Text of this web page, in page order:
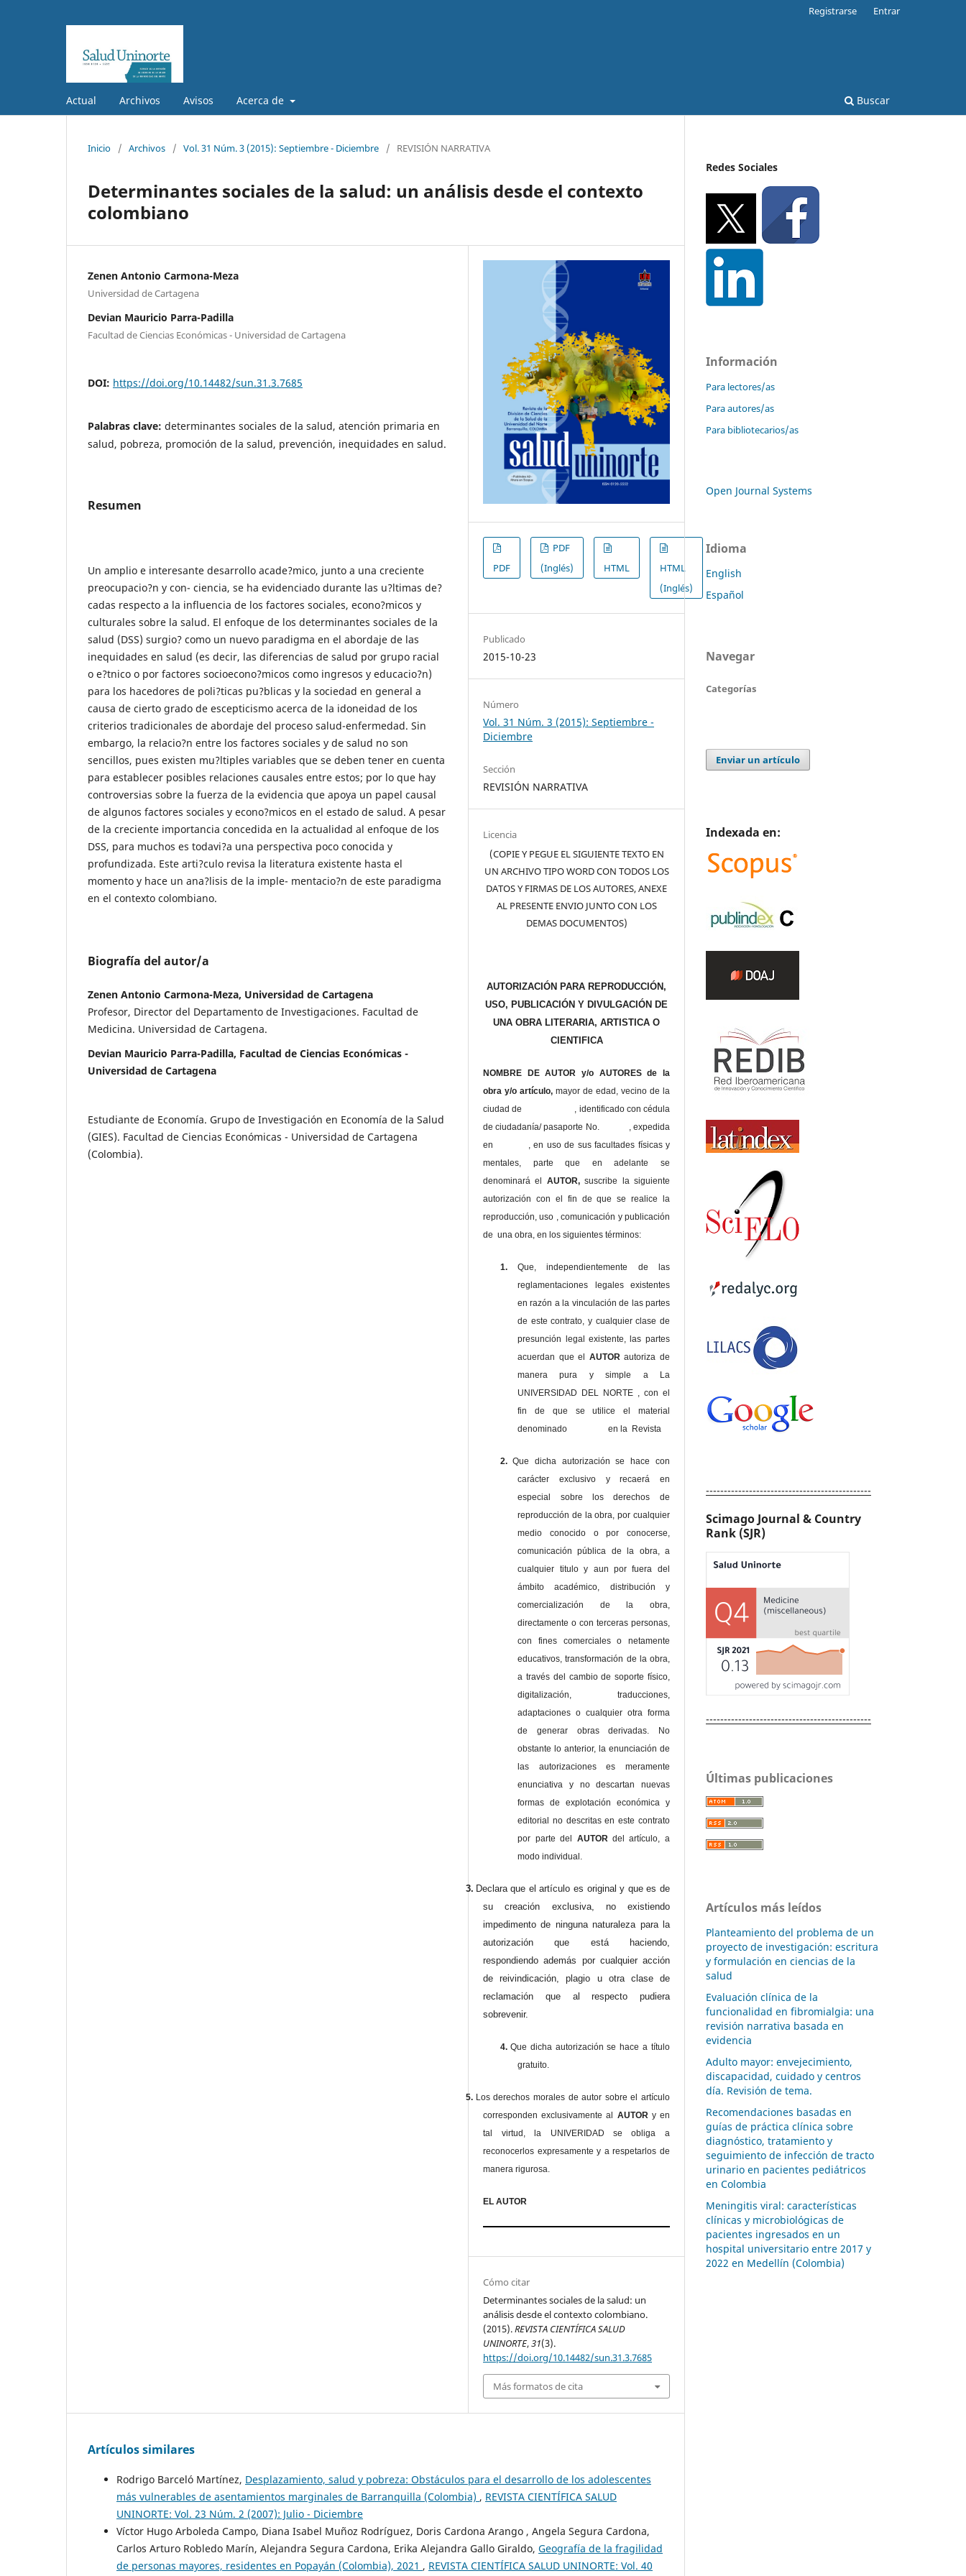
Actual Archivos Avisos Acerca de Buscar
Registrarse Entrar
Inicio / Archivos / Vol. 31 Núm. 3 (2015): Septiembre - Diciembre / REVISIÓN NARRATIVA
Determinantes sociales de la salud: un análisis desde el contexto
colombiano
Zenen Antonio Carmona-Meza
Universidad de Cartagena
Devian Mauricio Parra-Padilla
Facultad de Ciencias Económicas - Universidad de Cartagena
DOI: https://doi.org/10.14482/sun.31.3.7685
Palabras clave: determinantes sociales de la salud, atención primaria en
salud, pobreza, promoción de la salud, prevención, inequidades en salud.
Resumen
Un amplio e interesante desarrollo acade?mico, junto a una creciente
preocupacio?n y con- ciencia, se ha evidenciado durante las u?ltimas de?
cadas respecto a la influencia de los factores sociales, econo?micos y
culturales sobre la salud. El enfoque de los determinantes sociales de la
salud (DSS) surgio? como un nuevo paradigma en el abordaje de las
inequidades en salud (es decir, las diferencias de salud por grupo racial
o e?tnico o por factores socioecono?micos como ingresos y educacio?n)
para los hacedores de poli?ticas pu?blicas y la sociedad en general a
causa de cierto grado de escepticismo acerca de la idoneidad de los
criterios tradicionales de abordaje del proceso salud-enfermedad. Sin
embargo, la relacio?n entre los factores sociales y de salud no son
sencillos, pues existen mu?ltiples variables que se deben tener en cuenta
para establecer posibles relaciones causales entre estos; por lo que hay
controversias sobre la fuerza de la evidencia que apoya un papel causal
de algunos factores sociales y econo?micos en el estado de salud. A pesar
de la creciente importancia concedida en la actualidad al enfoque de los
DSS, para muchos es todavi?a una perspectiva poco conocida y
profundizada. Este arti?culo revisa la literatura existente hasta el
momento y hace un ana?lisis de la imple- mentacio?n de este paradigma
en el contexto colombiano.
Biografía del autor/a
Zenen Antonio Carmona-Meza, Universidad de Cartagena
Profesor, Director del Departamento de Investigaciones. Facultad de
Medicina. Universidad de Cartagena.
Devian Mauricio Parra-Padilla, Facultad de Ciencias Económicas -
Universidad de Cartagena
Estudiante de Economía. Grupo de Investigación en Economía de la Salud
(GIES). Facultad de Ciencias Económicas - Universidad de Cartagena
(Colombia).
PDF
PDF
(Inglés)
HTML
HTML
(Inglés)
Publicado
2015-10-23
Número
Vol. 31 Núm. 3 (2015): Septiembre -
Diciembre
Sección
REVISIÓN NARRATIVA
Licencia
(COPIE Y PEGUE EL SIGUIENTE TEXTO EN
UN ARCHIVO TIPO WORD CON TODOS LOS
DATOS Y FIRMAS DE LOS AUTORES, ANEXE
AL PRESENTE ENVIO JUNTO CON LOS
DEMAS DOCUMENTOS)
AUTORIZACIÓN PARA REPRODUCCIÓN,
USO, PUBLICACIÓN Y DIVULGACIÓN DE
UNA OBRA LITERARIA, ARTISTICA O
CIENTIFICA
NOMBRE DE AUTOR y/o AUTORES de la
obra y/o artículo,mayor de edad, vecino de la
ciudad de , identificado con cédula
de ciudadanía/ pasaporte No. , expedida
en , en uso de sus facultades físicas y
mentales, parte que en adelante se
denominará el
AUTOR,suscribe la siguiente
autorización con el fin de que se realice la
reproducción, uso , comunicación y publicación
de una obra, en los siguientes términos:
1.
Que, independientemente de las
reglamentaciones legales existentes
en razón a la vinculación de las partes
de este contrato, y cualquier clase de
presunción legal existente, las partes
acuerdan que el AUTORautoriza de
manera pura y simple a La
UNIVERSIDAD DEL NORTE , con el
fin de que se utilice el material
denominado en la Revista
2. Que dicha autorización se hace con
carácter exclusivo y recaerá en
especial sobre los derechos de
reproducción de la obra, por cualquier
medio conocido o por conocerse,
comunicación pública de la obra, a
cualquier titulo y aun por fuera del
ámbito académico, distribución y
comercialización de la obra,
directamente o con terceras personas,
con fines comerciales o netamente
educativos, transformación de la obra,
a través del cambio de soporte físico,
digitalización, traducciones,
adaptaciones o cualquier otra forma
de generar obras derivadas. No
obstante lo anterior, la enunciación de
las autorizaciones es meramente
enunciativa y no descartan nuevas
formas de explotación económica y
editorial no descritas en este contrato
por parte del AUTORdel artículo, a
modo individual.
3. Declara que el artículo es original y que es de
su creación exclusiva, no existiendo
impedimento de ninguna naturaleza para la
autorización que está haciendo,
respondiendo además por cualquier acción
de reivindicación, plagio u otra clase de
reclamación que al respecto pudiera
sobrevenir.
4. Que dicha autorización se hace a título
gratuito.
5. Los derechos morales de autor sobre el artículo
corresponden exclusivamente al AUTOR y en
tal virtud, la UNIVERIDAD se obliga a
reconocerlos expresamente y a respetarlos de
manera rigurosa.
EL AUTOR
Cómo citar
Determinantes sociales de la salud: un
análisis desde el contexto colombiano.
(2015).REVISTA CIENTÍFICA SALUD
UNINORTE,31(3).
https://doi.org/10.14482/sun.31.3.7685
Más formatos de cita
Artículos similares
Rodrigo Barceló Martínez, Desplazamiento, salud y pobreza: Obstáculos para el desarrollo de los adolescentes
más vulnerables de asentamientos marginales de Barranquilla (Colombia) , REVISTA CIENTÍFICA SALUD
UNINORTE: Vol. 23 Núm. 2 (2007): Julio - Diciembre
Víctor Hugo Arboleda Campo, Diana Isabel Muñoz Rodríguez, Doris Cardona Arango , Angela Segura Cardona,
Carlos Arturo Robledo Marín, Alejandra Segura Cardona, Erika Alejandra Gallo Giraldo, Geografía de la fragilidad
de personas mayores, residentes en Popayán (Colombia), 2021 , REVISTA CIENTÍFICA SALUD UNINORTE: Vol. 40
Redes Sociales
Información
Para lectores/as
Para autores/as
Para bibliotecarios/as
Open Journal Systems
Idioma
English
Español
Navegar
Categorías
Enviar un artículo
Indexada en:
----------------------------------------------
Scimago Journal & Country
Rank (SJR)
----------------------------------------------
Últimas publicaciones
Artículos más leídos
Planteamiento del problema de un
proyecto de investigación: escritura
y formulación en ciencias de la
salud
Evaluación clínica de la
funcionalidad en fibromialgia: una
revisión narrativa basada en
evidencia
Adulto mayor: envejecimiento,
discapacidad, cuidado y centros
día. Revisión de tema.
Recomendaciones basadas en
guías de práctica clínica sobre
diagnóstico, tratamiento y
seguimiento de infección de tracto
urinario en pacientes pediátricos
en Colombia
Meningitis viral: características
clínicas y microbiológicas de
pacientes ingresados en un
hospital universitario entre 2017 y
2022 en Medellín (Colombia)